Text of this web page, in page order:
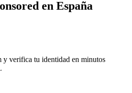
en España
y verifica tu identidad en minutos